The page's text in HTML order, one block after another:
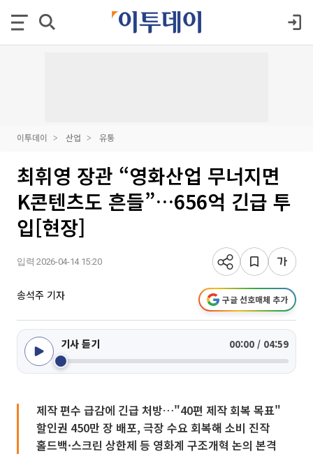
이투데이 산업 유통
최휘영 장관 “영화산업 무너지면
K콘텐츠도 흔들”…656억 긴급 투
입[현장]
입력 2026-04-14 15:20
송석주 기자 구글 선호매체 추가
기사 듣기 00:00 / 04:59
제작 편수 급감에 긴급 처방…"40편 제작 회복 목표"
할인권 450만 장 배포, 극장 수요 회복해 소비 진작
홀드백·스크린 상한제 등 영화계 구조개혁 논의 본격